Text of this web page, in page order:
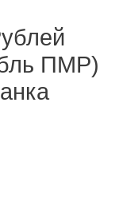
ПМР)